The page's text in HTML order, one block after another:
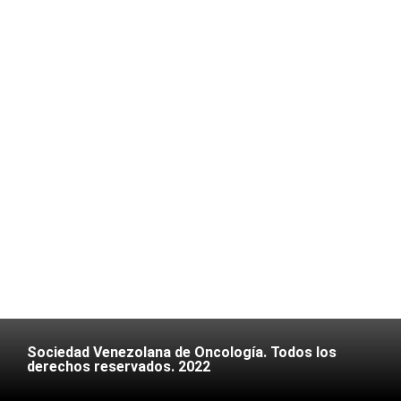
Sociedad Venezolana de Oncología. Todos los
derechos reservados. 2022